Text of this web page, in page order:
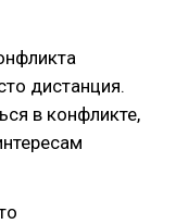
дистанция.
в конфликте,